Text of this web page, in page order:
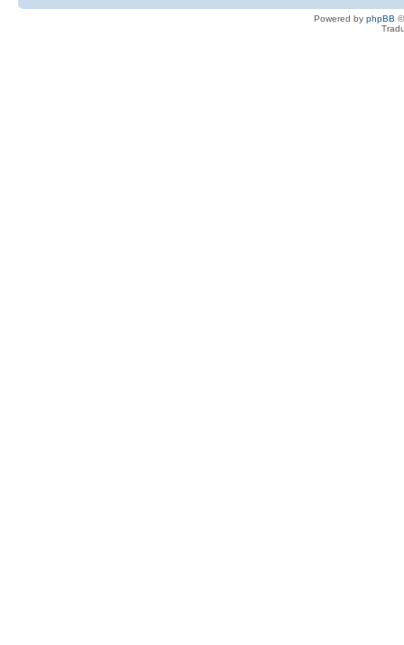
Powered by phpBB